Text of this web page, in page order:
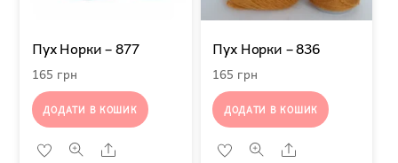
Пух Норки – 877
165 грн
ДОДАТИ В КОШИК
Share
Пух Норки – 836
165 грн
ДОДАТИ В КОШИК
Share